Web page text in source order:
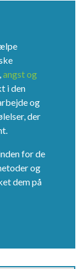
angst og
i den
og
der
for de
og
dem på